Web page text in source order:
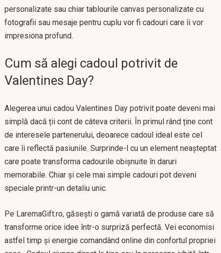
personalizate sau chiar tablourile canvas personalizate cu
fotografii sau mesaje pentru cuplu vor fi cadouri care îi vor
impresiona profund.
Cum să alegi cadoul potrivit de
Valentines Day?
Alegerea unui cadou Valentines Day potrivit poate deveni mai
simplă dacă ții cont de câteva criterii. În primul rând ține cont
de interesele partenerului, deoarece cadoul ideal este cel
care îi reflectă pasiunile. Surprinde-l cu un element neașteptat
care poate transforma cadourile obișnuite în daruri
memorabile. Chiar și cele mai simple cadouri pot deveni
speciale printr-un detaliu unic.
Pe LaremaGift.ro, găsești o gamă variată de produse care să
transforme orice idee într-o surpriză perfectă. Vei economisi
astfel timp și energie comandând online din confortul propriei